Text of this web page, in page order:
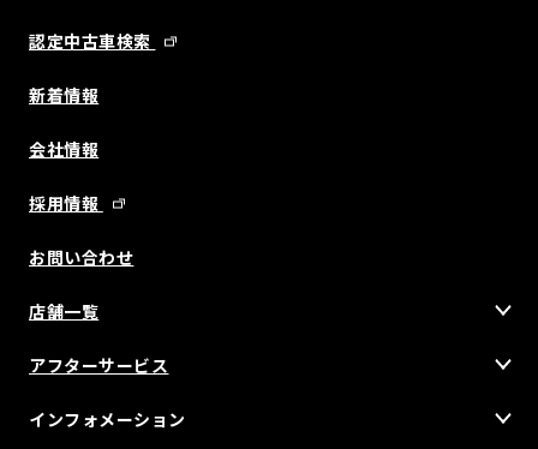
認定中古車検索
新着情報
会社情報
採用情報
お問い合わせ
店舗一覧
アフターサービス
インフォメーション